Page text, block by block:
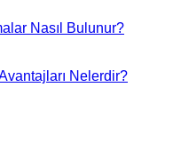
Nasıl Bulunur?
Nelerdir?